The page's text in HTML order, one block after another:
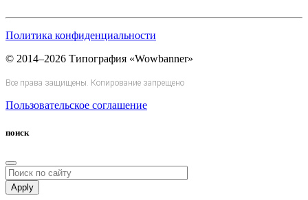
Политика конфиденциальности
© 2014–2026 Типография «Wowbanner»
Все права защищены. Копирование запрещено
Пользовательское соглашение
поиск